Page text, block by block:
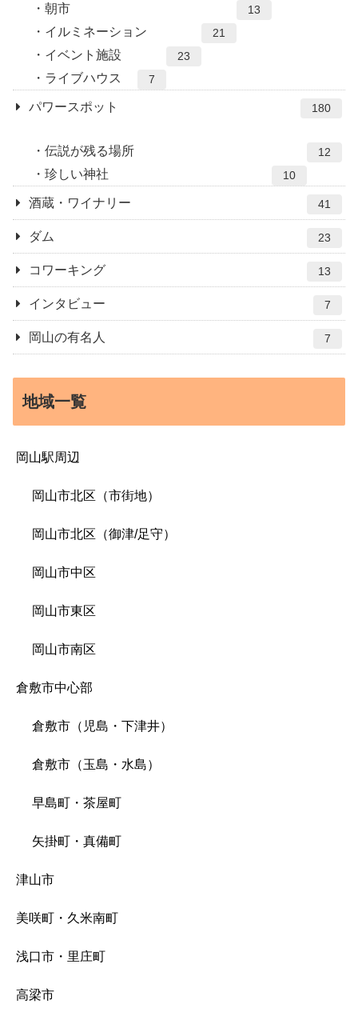
朝市 13
イルミネーション 21
イベント施設 23
ライブハウス 7
パワースポット 180
伝説が残る場所 12
珍しい神社 10
酒蔵・ワイナリー 41
ダム 23
コワーキング 13
インタビュー 7
岡山の有名人 7
地域一覧
岡山駅周辺
岡山市北区（市街地）
岡山市北区（御津/足守）
岡山市中区
岡山市東区
岡山市南区
倉敷市中心部
倉敷市（児島・下津井）
倉敷市（玉島・水島）
早島町・茶屋町
矢掛町・真備町
津山市
美咲町・久米南町
浅口市・里庄町
高梁市